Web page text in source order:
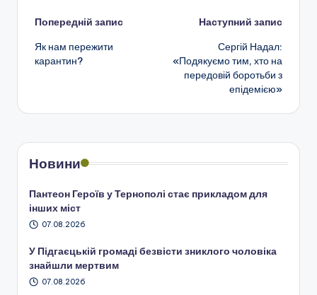
Навігація
по
Попередній запис
Як нам пережити
карантин?
Наступний запис
Сергій Надал:
«Подякуємо тим, хто на
передовій боротьби з
епідемією»
Новини
Пантеон Героїв у Тернополі стає прикладом для
інших міст
07.08.2026
У Підгаєцькій громаді безвісти зниклого чоловіка
знайшли мертвим
07.08.2026